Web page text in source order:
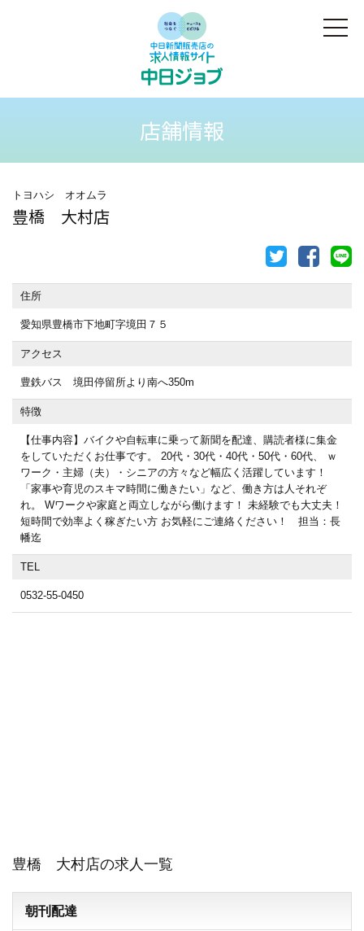
店舗情報
トヨハシ オオムラ
豊橋 大村店
住所
愛知県豊橋市下地町字境田７５
アクセス
豊鉄バス 境田停留所より南へ350m
特徴
【仕事内容】バイクや自転車に乗って新聞を配達、購読者様に集金
をしていただくお仕事です。 20代・30代・40代・50代・60代、 ｗ
ワーク・主婦（夫）・シニアの方々など幅広く活躍しています！
「家事や育児のスキマ時間に働きたい」など、働き方は人それぞ
れ。 Wワークや家庭と両立しながら働けます！ 未経験でも大丈夫！
短時間で効率よく稼ぎたい方 お気軽にご連絡ください！ 担当：長
幡迄
TEL
0532-55-0450
豊橋 大村店の求人一覧
朝刊配達